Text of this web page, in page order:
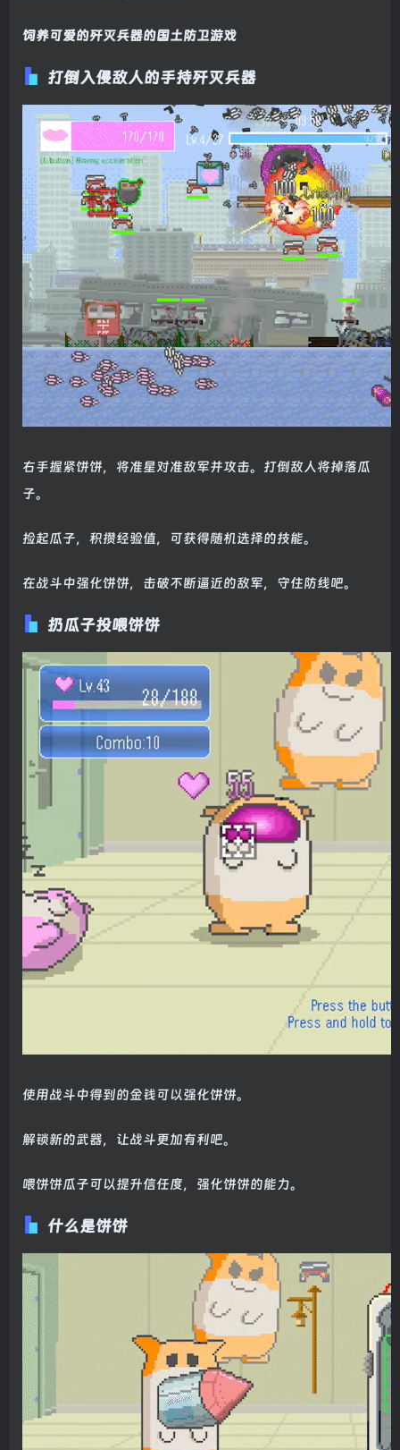
饲养可爱的歼灭兵器的国土防卫游戏
打倒入侵敌人的手持歼灭兵器
右手握紧饼饼，将准星对准敌军并攻击。打倒敌人将掉落瓜
子。
捡起瓜子，积攒经验值，可获得随机选择的技能。
在战斗中强化饼饼，击破不断逼近的敌军，守住防线吧。
扔瓜子投喂饼饼
使用战斗中得到的金钱可以强化饼饼。
解锁新的武器，让战斗更加有利吧。
喂饼饼瓜子可以提升信任度，强化饼饼的能力。
什么是饼饼